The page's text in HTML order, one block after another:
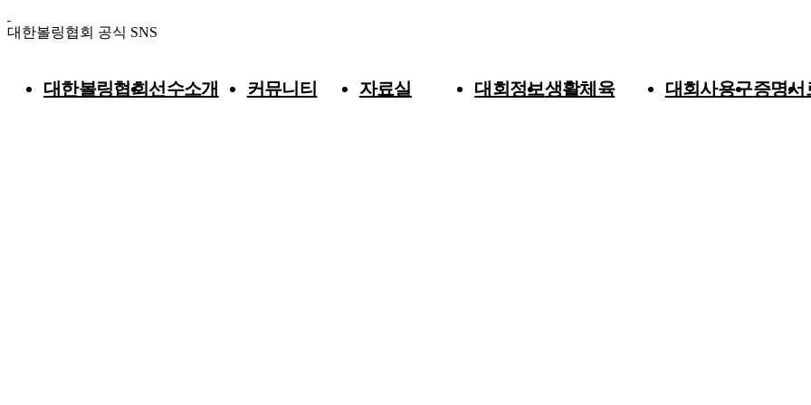
대한볼링협회 공식 SNS
대한볼링협회선수소개 커뮤니티 자료실 대회정보생활체육 대회사용구증명서